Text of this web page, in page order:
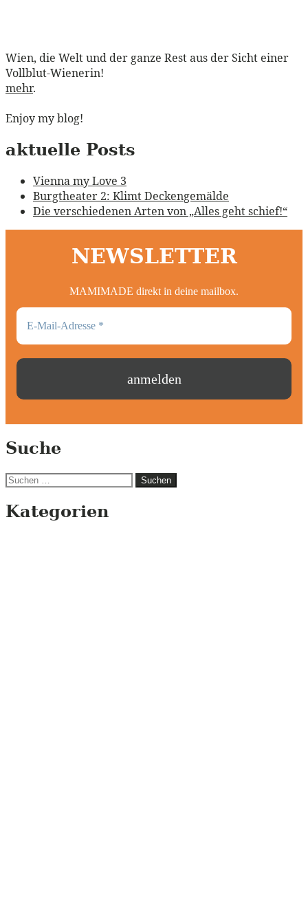
Wien, die Welt und der ganze Rest aus der Sicht einer
Vollblut-Wienerin!
mehr.
Enjoy my blog!
aktuelle Posts
Vienna my Love 3
Burgtheater 2: Klimt Deckengemälde
Die verschiedenen Arten von „Alles geht schief!“
NEWSLETTER
MAMIMADE direkt in deine mailbox.
Suche
Suchen
Kategorien